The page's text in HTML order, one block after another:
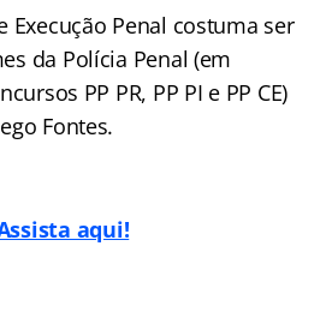
Execução Penal costuma ser
da Polícia Penal (em
PP PR, PP PI e PP CE)
Fontes.
aqui!